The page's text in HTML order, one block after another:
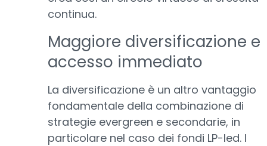
continua.
Maggiore diversificazione e
accesso immediato
La diversificazione è un altro vantaggio
fondamentale della combinazione di
strategie evergreen e secondarie, in
particolare nel caso dei fondi LP-led. I